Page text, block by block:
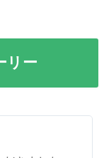
リー